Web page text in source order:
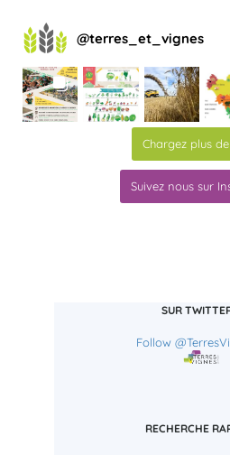
@terres_et_vignes
Chargez plus
Suivez nous sur
SUR
Follow
RECHERCHE